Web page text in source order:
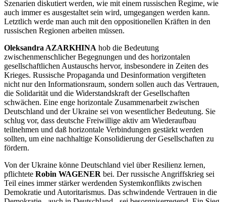
Szenarien diskutiert werden, wie mit einem russischen Regime, wie
auch immer es ausgestaltet sein wird, umgegangen werden kann.
Letztlich werde man auch mit den oppositionellen Kräften in den
russischen Regionen arbeiten müssen.
Oleksandra AZARKHINA hob die Bedeutung
zwischenmenschlicher Begegnungen und des horizontalen
gesellschaftlichen Austauschs hervor, insbesondere in Zeiten des
Krieges. Russische Propaganda und Desinformation vergifteten
nicht nur den Informationsraum, sondern sollen auch das Vertrauen,
die Solidarität und die Widerstandskraft der Gesellschaften
schwächen. Eine enge horizontale Zusammenarbeit zwischen
Deutschland und der Ukraine sei von wesentlicher Bedeutung. Sie
schlug vor, dass deutsche Freiwillige aktiv am Wiederaufbau
teilnehmen und daß horizontale Verbindungen gestärkt werden
sollten, um eine nachhaltige Konsolidierung der Gesellschaften zu
fördern.
Von der Ukraine könne Deutschland viel über Resilienz lernen,
pflichtete Robin WAGENER bei. Der russische Angriffskrieg sei
Teil eines immer stärker werdenden Systemkonflikts zwischen
Demokratie und Autoritarismus. Das schwindende Vertrauen in die